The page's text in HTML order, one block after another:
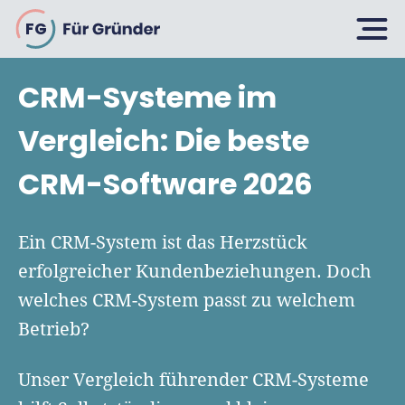
FG
Planen
Selbstständig machen
Bin ich ein Gründer?
Geschäftsmodell entwickeln
Businessplan schreiben
Businessplan-Vorlage & Muster
Firma gründen: 10 Tipps
Rechtsform wählen
GmbH gründen
Wachsen
Finanzieren
CRM-Systeme im
Vergleich: Die beste
CRM-Software 2026
Ein CRM-System ist das Herzstück
erfolgreicher Kundenbeziehungen. Doch
welches CRM-System passt zu welchem
Betrieb?
Unser Vergleich führender CRM-Systeme